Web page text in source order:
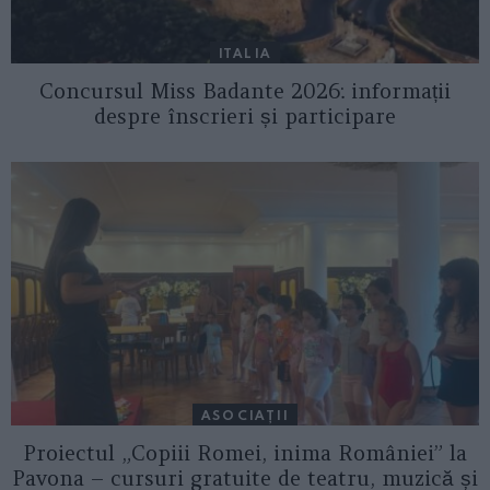
ITALIA
Concursul Miss Badante 2026: informații
despre înscrieri și participare
ASOCIAŢII
Proiectul „Copiii Romei, inima României” la
Pavona – cursuri gratuite de teatru, muzică și